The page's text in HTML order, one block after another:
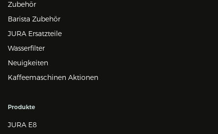
Zubehör
Barista Zubehör
JURA Ersatzteile
Wasserfilter
Neuigkeiten
Kaffeemaschinen Aktionen
Produkte
JURA E8